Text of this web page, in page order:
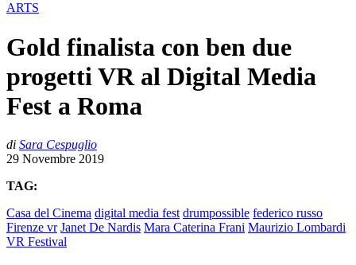
ARTS
Gold finalista con ben due
progetti VR al Digital Media
Fest a Roma
di Sara Cespuglio
29 Novembre 2019
TAG:
Casa del Cinema digital media fest drumpossible federico russo
Firenze vr Janet De Nardis Mara Caterina Frani Maurizio Lombardi
VR Festival